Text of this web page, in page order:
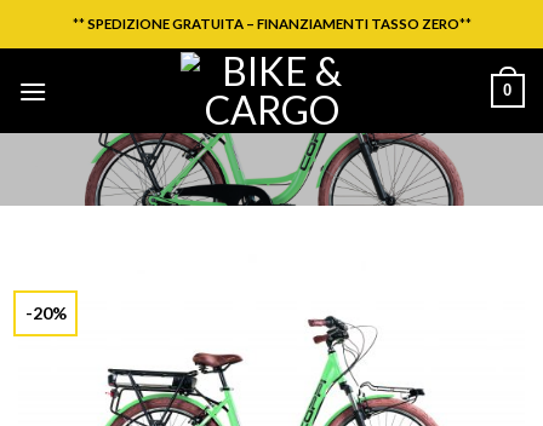
ai
**SPEDIZIONE GRATUITA – FINANZIAMENTI TASSO ZERO**
0
-20%